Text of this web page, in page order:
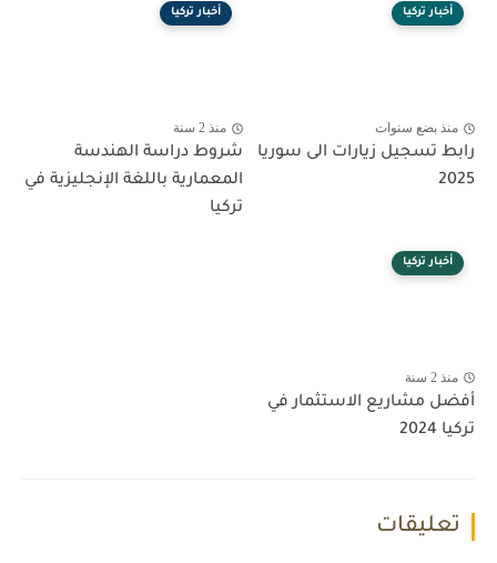
أخبار تركيا
منذ بضع سنوات
رابط تسجيل زيارات الى سوريا
2025
أخبار تركيا
منذ 2 سنة
شروط دراسة الهندسة
المعمارية باللغة الإنجليزية في
تركيا
أخبار تركيا
منذ 2 سنة
أفضل مشاريع الاستثمار في
تركيا 2024
تعليقات